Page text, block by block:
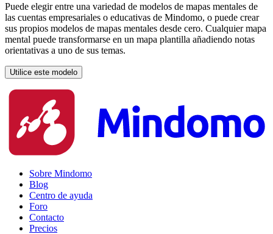
Puede elegir entre una variedad de modelos de mapas mentales de
las cuentas empresariales o educativas de Mindomo, o puede crear
sus propios modelos de mapas mentales desde cero. Cualquier mapa
mental puede transformarse en un mapa plantilla añadiendo notas
orientativas a uno de sus temas.
Utilice este modelo
Sobre Mindomo
Blog
Centro de ayuda
Foro
Contacto
Precios